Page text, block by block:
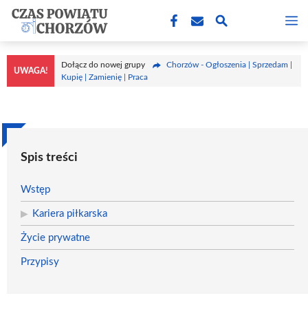
Przejdź
treści
UWAGA!
Dołącz do nowej grupy
Chorzów - Ogłoszenia | Sprzedam |
Kupię | Zamienię | Praca
Spis treści
Wstęp
Kariera piłkarska
Życie prywatne
Przypisy